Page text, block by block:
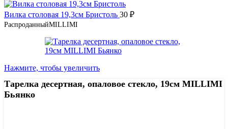
Вилка столовая 19,3см Бристоль 30 ₽
РаспроданныйMILLIMI
Нажмите, чтобы увеличить
Тарелка десертная, опаловое стекло, 19см MILLIMI
Бьянко